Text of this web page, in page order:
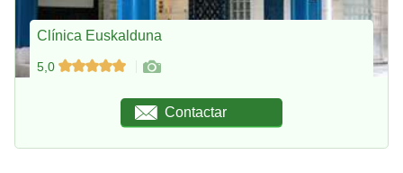
Clínica Euskalduna
5,0
Contactar